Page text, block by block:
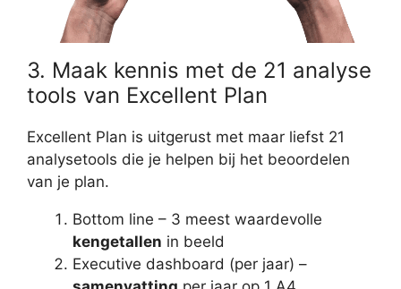
3. Maak kennis met de 21 analyse
tools van Excellent Plan
Excellent Plan is uitgerust met maar liefst 21
analysetools die je helpen bij het beoordelen
van je plan.
Bottom line – 3 meest waardevolle
kengetallen in beeld
Executive dashboard (per jaar) –